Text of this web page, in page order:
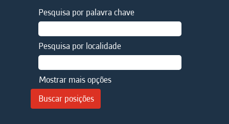
Pesquisa por palavra chave
Pesquisa por localidade
Mostrar mais opções